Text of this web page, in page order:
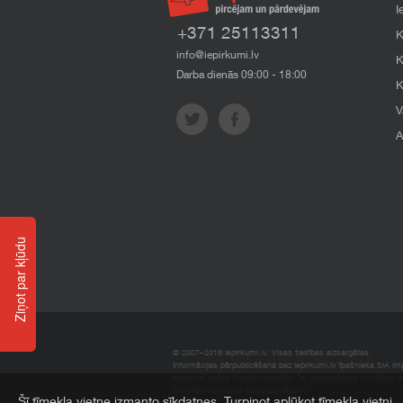
+371 25113311
info@iepirkumi.lv
Darba dienās 09:00 - 18:00
© 2007–2018 Iepirkumi.lv. Visas tiesības aizsargātas.
Informācijas pārpublicēšana bez iepirkumi.lv īpašnieka SIA
Ziņot par kļūdu